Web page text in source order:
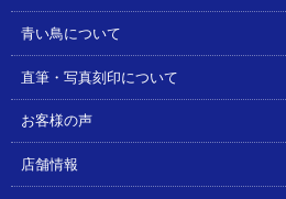
青い鳥について
直筆・写真刻印について
お客様の声
店舗情報